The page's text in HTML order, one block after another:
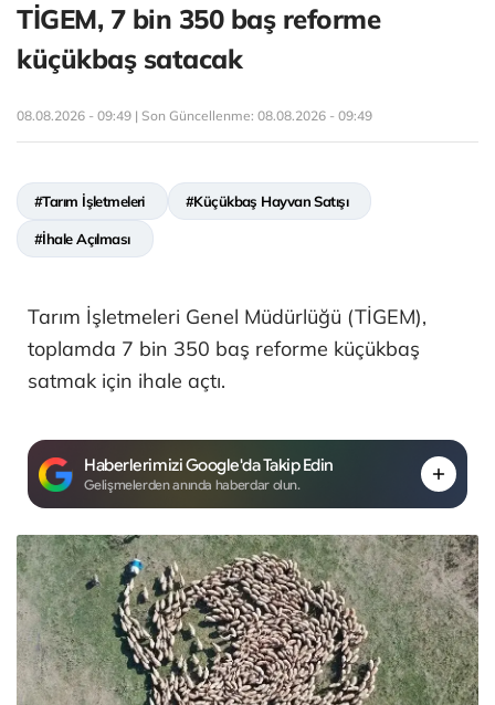
TİGEM, 7 bin 350 baş reforme
küçükbaş satacak
08.08.2026 - 09:49 | Son Güncellenme: 08.08.2026 - 09:49
#Tarım İşletmeleri #Küçükbaş Hayvan Satışı
#İhale Açılması
Tarım İşletmeleri Genel Müdürlüğü (TİGEM),
toplamda 7 bin 350 baş reforme küçükbaş
satmak için ihale açtı.
Haberlerimizi Google'da Takip Edin
Gelişmelerden anında haberdar olun.